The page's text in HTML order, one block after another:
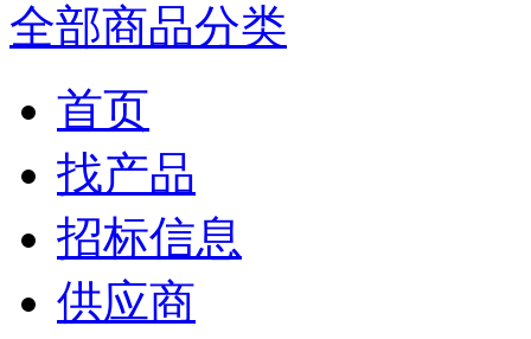
全部商品分类
首页
找产品
招标信息
供应商